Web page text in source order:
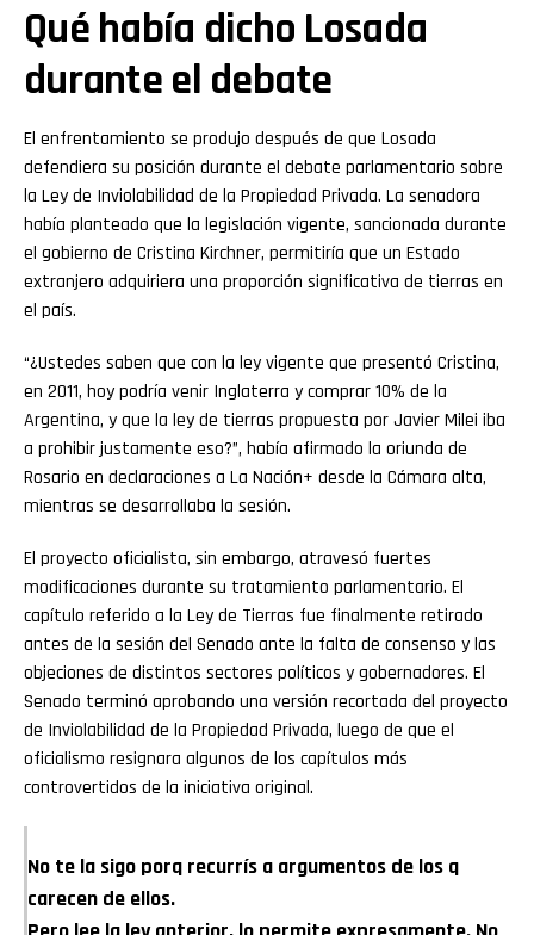
Qué había dicho Losada
durante el debate
El enfrentamiento se produjo después de que Losada
defendiera su posición durante el debate parlamentario sobre
la Ley de Inviolabilidad de la Propiedad Privada. La senadora
había planteado que la legislación vigente, sancionada durante
el gobierno de Cristina Kirchner, permitiría que un Estado
extranjero adquiriera una proporción significativa de tierras en
el país.
“¿Ustedes saben que con la ley vigente que presentó Cristina,
en 2011, hoy podría venir Inglaterra y comprar 10% de la
Argentina, y que la ley de tierras propuesta por Javier Milei iba
a prohibir justamente eso?”, había afirmado la oriunda de
Rosario en declaraciones a La Nación+ desde la Cámara alta,
mientras se desarrollaba la sesión.
El proyecto oficialista, sin embargo, atravesó fuertes
modificaciones durante su tratamiento parlamentario. El
capítulo referido a la Ley de Tierras fue finalmente retirado
antes de la sesión del Senado ante la falta de consenso y las
objeciones de distintos sectores políticos y gobernadores. El
Senado terminó aprobando una versión recortada del proyecto
de Inviolabilidad de la Propiedad Privada, luego de que el
oficialismo resignara algunos de los capítulos más
controvertidos de la iniciativa original.
No te la sigo porq recurrís a argumentos de los q
carecen de ellos.